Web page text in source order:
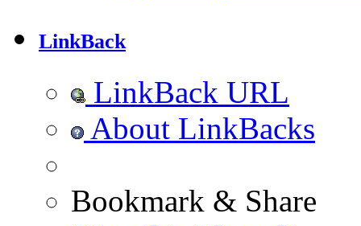
LinkBack
LinkBack URL
About LinkBacks
Bookmark & Share